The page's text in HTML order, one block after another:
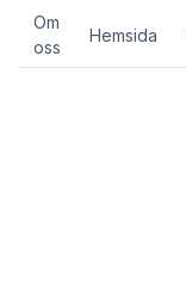
Om
oss
Hemsida